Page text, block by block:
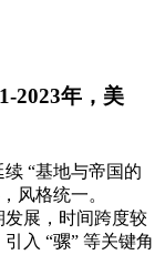
2023年，美
续 “基地与帝国的
风格统一。
发展，时间跨度较
入 “骡” 等关键角